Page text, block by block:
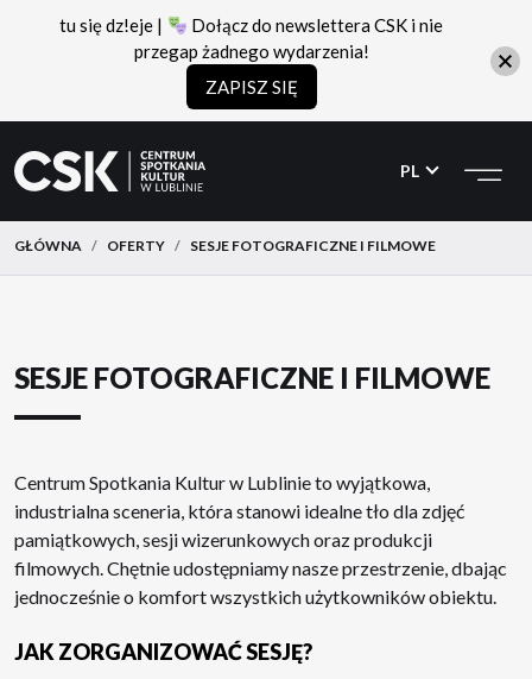
CSK
do
menu
do
treści
PL
GŁÓWNA OFERTY SESJE FOTOGRAFICZNE I FILMOWE
SESJE FOTOGRAFICZNE I FILMOWE
Centrum Spotkania Kultur w Lublinie to wyjątkowa,
industrialna sceneria, która stanowi idealne tło dla zdjęć
pamiątkowych, sesji wizerunkowych oraz produkcji
filmowych. Chętnie udostępniamy nasze przestrzenie, dbając
jednocześnie o komfort wszystkich użytkowników obiektu.
JAK ZORGANIZOWAĆ SESJĘ?
tu się dz!eje |
Dołącz do newslettera CSK i nie
przegap żadnego wydarzenia!
ZAPISZ SIĘ